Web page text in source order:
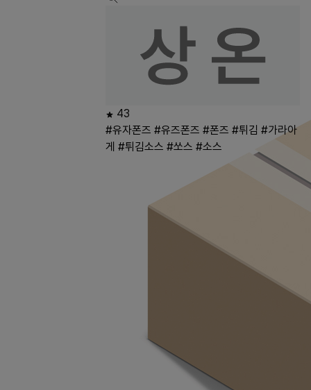
43
#유자폰즈 #유즈폰즈 #폰즈 #튀김 #가라아
게 #튀김소스 #쏘스 #소스